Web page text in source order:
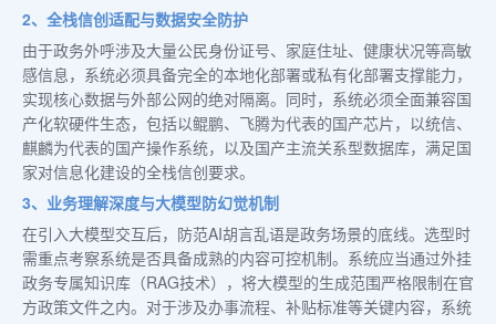
2、全栈信创适配与数据安全防护
由于政务外呼涉及大量公民身份证号、家庭住址、健康状况等高敏
感信息，系统必须具备完全的本地化部署或私有化部署支撑能力，
实现核心数据与外部公网的绝对隔离。同时，系统必须全面兼容国
产化软硬件生态，包括以鲲鹏、飞腾为代表的国产芯片，以统信、
麒麟为代表的国产操作系统，以及国产主流关系型数据库，满足国
家对信息化建设的全栈信创要求。
3、业务理解深度与大模型防幻觉机制
在引入大模型交互后，防范AI胡言乱语是政务场景的底线。选型时
需重点考察系统是否具备成熟的内容可控机制。系统应当通过外挂
政务专属知识库（RAG技术），将大模型的生成范围严格限制在官
方政策文件之内。对于涉及办事流程、补贴标准等关键内容，系统